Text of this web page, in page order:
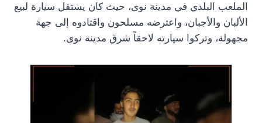
الملعب البلدي في مدينة نوى، حيث كان يستقل سيارة لبيع
الألبان والأجبان، واعترضه مسلحون واقتادوه إلى جهة
مجهولة، وتركوا سيارته لاحقاً شرق مدينة نوى.